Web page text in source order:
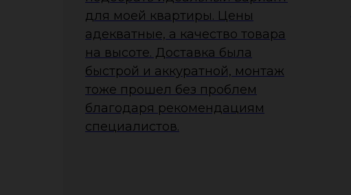
для моей квартиры. Цены
адекватные, а качество товара
на высоте. Доставка была
быстрой и аккуратной, монтаж
тоже прошел без проблем
благодаря рекомендациям
специалистов.